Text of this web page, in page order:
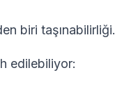
biri taşınabilirliği.
edilebiliyor: